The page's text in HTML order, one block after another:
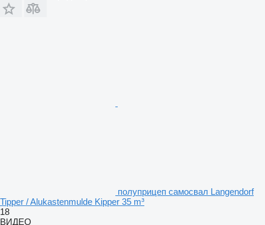
полуприцеп самосвал Langendorf
Tipper / Alukastenmulde Kipper 35 m³
18
ВИДЕО